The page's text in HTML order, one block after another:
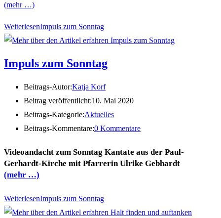
(mehr …)
WeiterlesenImpuls zum Sonntag
Impuls zum Sonntag
Beitrags-Autor:Katja Korf
Beitrag veröffentlicht:10. Mai 2020
Beitrags-Kategorie:Aktuelles
Beitrags-Kommentare:0 Kommentare
Videoandacht zum Sonntag Kantate aus der Paul-
Gerhardt-Kirche mit Pfarrerin Ulrike Gebhardt
(mehr …)
WeiterlesenImpuls zum Sonntag